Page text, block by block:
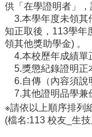
大
學
部
碩
博
士
班
系
供「在學證明者」，
3.本學年度未領其
知正取後，113學年
領其他獎助學金) 。
4.本校歷年成績單
5.獎懲紀錄證明正
6.自傳（內容須說
7.其他證明品學兼
※請依以上順序排列
(檔名:113 校友_生技